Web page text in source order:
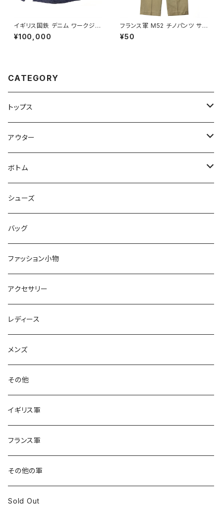
イギリス国鉄 デニム ワークジャ
ケット British Railways Over
all Jacket
¥100,000
フランス軍 M52 チノパンツ サイ
ズ 22 French Army Chino P
ants M45/52
¥50
CATEGORY
トップス
Tシャツ
シャツ
ニット
アウター
ジャケット
コート
ボトム
パンツ
ショートパンツ
スカート
オールインワン
シューズ
バッグ
ファッション小物
アクセサリー
レディース
メンズ
その他
イギリス軍
フランス軍
その他の軍
Sold Out